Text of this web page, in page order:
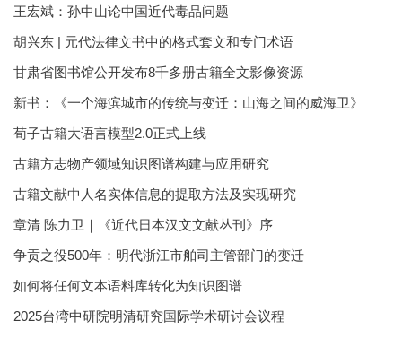
王宏斌：孙中山论中国近代毒品问题
胡兴东 | 元代法律文书中的格式套文和专门术语
甘肃省图书馆公开发布8千多册古籍全文影像资源
新书：《一个海滨城市的传统与变迁：山海之间的威海卫》
荀子古籍大语言模型2.0正式上线
古籍方志物产领域知识图谱构建与应用研究
古籍文献中人名实体信息的提取方法及实现研究
章清 陈力卫｜《近代日本汉文文献丛刊》序
争贡之役500年：明代浙江市舶司主管部门的变迁
如何将任何文本语料库转化为知识图谱
2025台湾中研院明清研究国际学术研讨会议程